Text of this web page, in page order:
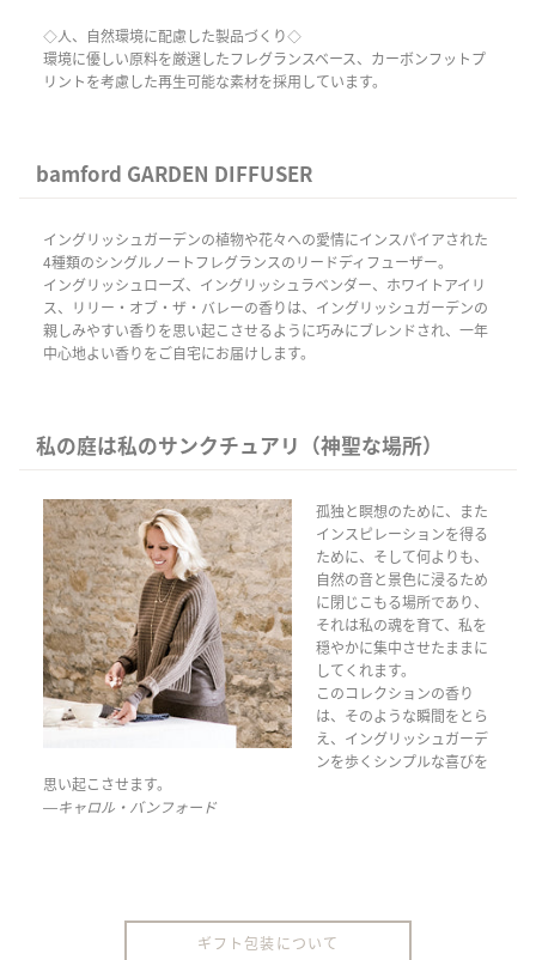
◇人、自然環境に配慮した製品づくり◇
環境に優しい原料を厳選したフレグランスベース、カーボンフットプ
リントを考慮した再生可能な素材を採用しています。
bamford GARDEN DIFFUSER
イングリッシュガーデンの植物や花々への愛情にインスパイアされた
4種類のシングルノートフレグランスのリードディフューザー。
イングリッシュローズ、イングリッシュラベンダー、ホワイトアイリ
ス、リリー・オブ・ザ・バレーの香りは、イングリッシュガーデンの
親しみやすい香りを思い起こさせるように巧みにブレンドされ、一年
中心地よい香りをご自宅にお届けします。
私の庭は私のサンクチュアリ（神聖な場所）
孤独と瞑想のために、また
インスピレーションを得る
ために、そして何よりも、
自然の音と景色に浸るため
に閉じこもる場所であり、
それは私の魂を育て、私を
穏やかに集中させたままに
してくれます。
このコレクションの香り
は、そのような瞬間をとら
え、イングリッシュガーデ
ンを歩くシンプルな喜びを
思い起こさせます。
―キャロル・バンフォード
ギフト包装について